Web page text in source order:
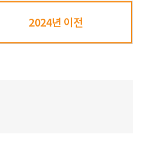
2024년 이전